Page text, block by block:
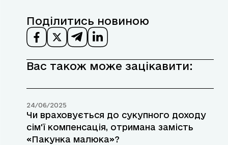
Поділитись новиною
Вас також може зацікавити:
24/06/2025
Чи враховується до сукупного доходу
сім'ї компенсація, отримана замість
«Пакунка малюка»?